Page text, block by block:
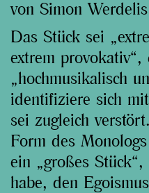
von Simon
Das Stück sei
extrem provokativ“,
„hochmusikalisch
identifiziere sich
sei zugleich
Form des
ein „großes
habe, den